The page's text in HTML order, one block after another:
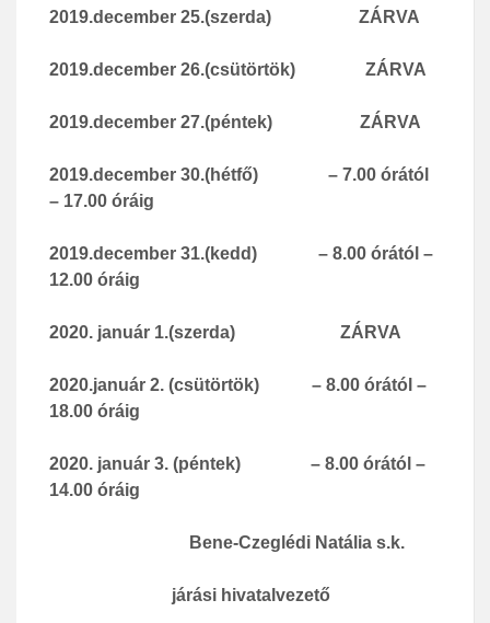
2019.december 25.(szerda) ZÁRVA
2019.december 26.(csütörtök) ZÁRVA
2019.december 27.(péntek) ZÁRVA
2019.december 30.(hétfő)
– 7.00 órától
– 17.00 óráig
2019.december 31.(kedd)
– 8.00 órától –
12.00 óráig
2020. január 1.(szerda) ZÁRVA
2020.január 2. (csütörtök)
– 8.00 órától –
18.00 óráig
2020. január 3. (péntek)
– 8.00 órától –
14.00 óráig
Bene-Czeglédi Natália s.k.
járási hivatalvezető